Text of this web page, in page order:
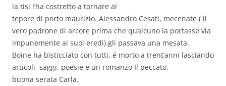
la tisi l’ha costretto a tornare al
tepore di porto maurizio. Alessandro Cesati, mecenate ( il
vero padrone di arcore prima che qualcuno la portasse via
impunemente ai suoi eredi) gli passava una mesata.
Boine ha bisticciato con tutti, é morto a trent’anni lasciando
articoli, saggi, poesie e un romanzo Il peccato.
buona serata Carla.